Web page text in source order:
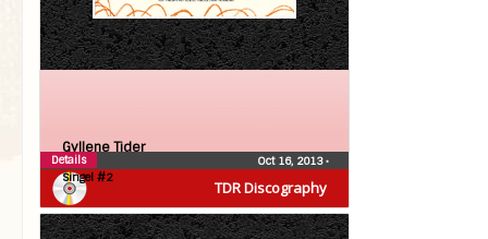
TDR Discography
Gyllene Tider
Singel #2
Oct 16, 2013•
Details